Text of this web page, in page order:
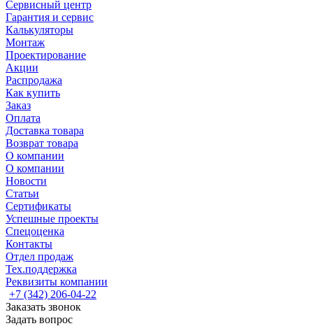
Сервисный центр
Гарантия и сервис
Калькуляторы
Монтаж
Проектирование
Акции
Распродажа
Как купить
Заказ
Оплата
Доставка товара
Возврат товара
О компании
О компании
Новости
Статьи
Сертификаты
Успешные проекты
Спецоценка
Контакты
Отдел продаж
Тех.поддержка
Реквизиты компании
+7 (342) 206-04-22
Заказать звонок
Задать вопрос